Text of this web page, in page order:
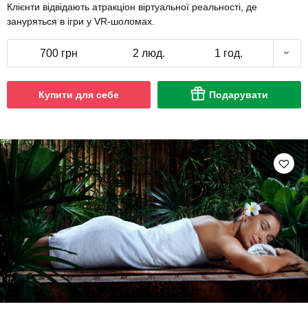
Клієнти відвідають атракціон віртуальної реальності, де
зануряться в ігри у VR-шоломах.
700 грн 2 люд. 1 год.
Купити для себе Подарувати